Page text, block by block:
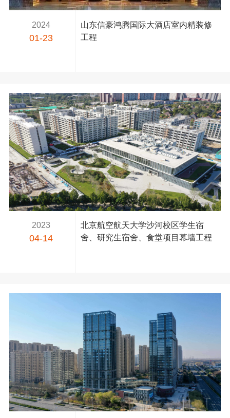
2024
01-23
山东信豪鸿腾国际大酒店室内精装修
工程
2023
04-14
北京航空航天大学沙河校区学生宿
舍、研究生宿舍、食堂项目幕墙工程